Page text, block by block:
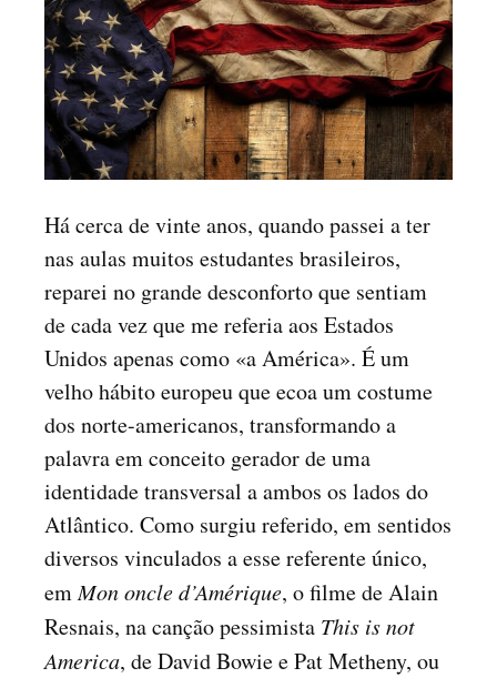
Há cerca de vinte anos, quando passei a ter
nas aulas muitos estudantes brasileiros,
reparei no grande desconforto que sentiam
de cada vez que me referia aos Estados
Unidos apenas como «a América». É um
velho hábito europeu que ecoa um costume
dos norte-americanos, transformando a
palavra em conceito gerador de uma
identidade transversal a ambos os lados do
Atlântico. Como surgiu referido, em sentidos
diversos vinculados a esse referente único,
emMon oncle d’Amérique, o filme de Alain
Resnais, na canção pessimista This is not
America, de David Bowie e Pat Metheny, ou